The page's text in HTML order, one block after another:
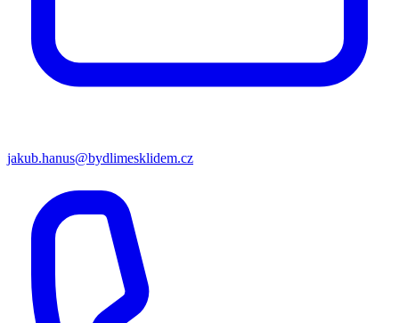
jakub.hanus@bydlimesklidem.cz